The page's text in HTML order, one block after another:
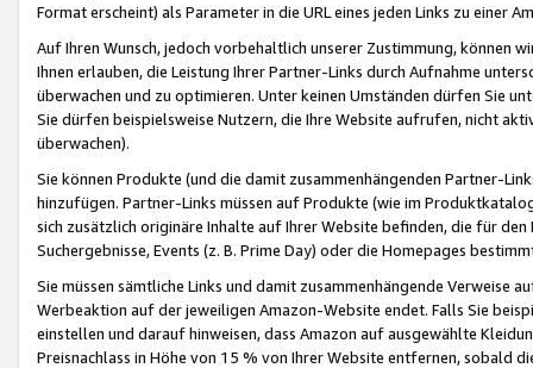
Format erscheint) als Parameter in die URL eines jeden Links zu einer
Auf Ihren Wunsch, jedoch vorbehaltlich unserer Zustimmung, können
Ihnen erlauben, die Leistung Ihrer Partner-Links durch Aufnahme
überwachen und zu optimieren. Unter keinen Umständen dürfen Sie
Sie dürfen beispielsweise Nutzern, die Ihre Website aufrufen, nicht
überwachen).
Sie können Produkte (und die damit zusammenhängenden Partner-
hinzufügen. Partner-Links müssen auf Produkte (wie im
sich zusätzlich originäre Inhalte auf Ihrer Website befinden, die für
Suchergebnisse, Events (z. B. Prime Day) oder die Homepages
Sie müssen sämtliche Links und damit zusammenhängende
Werbeaktion auf der jeweiligen Amazon-Website endet. Falls Sie
einstellen und darauf hinweisen, dass Amazon auf ausgewählte
Preisnachlass in Höhe von 15 % von Ihrer Website entfernen, sobald